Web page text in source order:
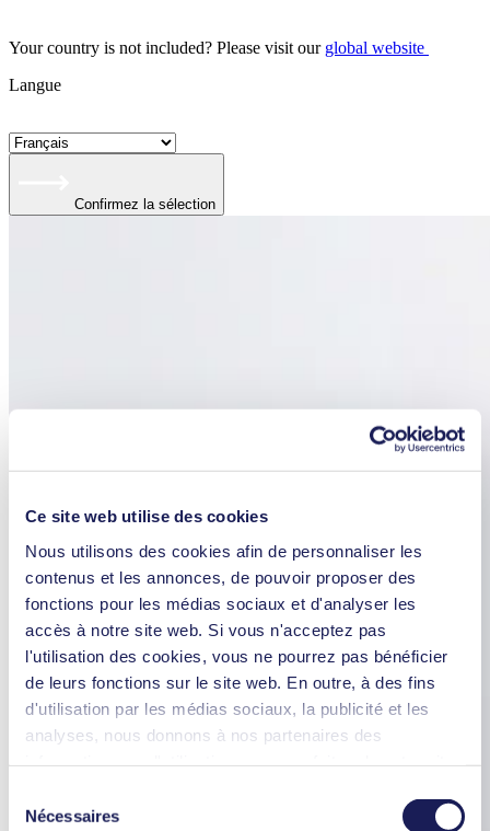
Ce site web utilise des cookies
Nous utilisons des cookies afin de personnaliser les
contenus et les annonces, de pouvoir proposer des
fonctions pour les médias sociaux et d'analyser les
accès à notre site web. Si vous n'acceptez pas
l'utilisation des cookies, vous ne pourrez pas bénéficier
de leurs fonctions sur le site web. En outre, à des fins
d'utilisation par les médias sociaux, la publicité et les
analyses, nous donnons à nos partenaires des
informations à d'autres données que vous leur avez
Nécessaires
Your country is not included? Please visit our global website
Langue
Confirmez la sélection